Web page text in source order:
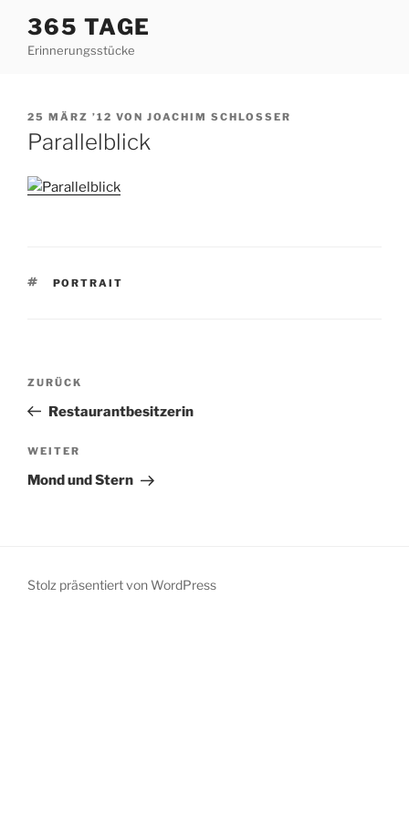
Inhalt
springen
365 TAGE
Erinnerungsstücke
VERÖFFENTLICHT
AM
25 MÄRZ ’12 VON JOACHIM SCHLOSSER
Parallelblick
SCHLAGWÖRTER
PORTRAIT
Beitragsnavigation
Vorheriger
Beitrag
ZURÜCK
Restaurantbesitzerin
Nächster
Beitrag
WEITER
Mond und Stern
Stolz präsentiert von WordPress